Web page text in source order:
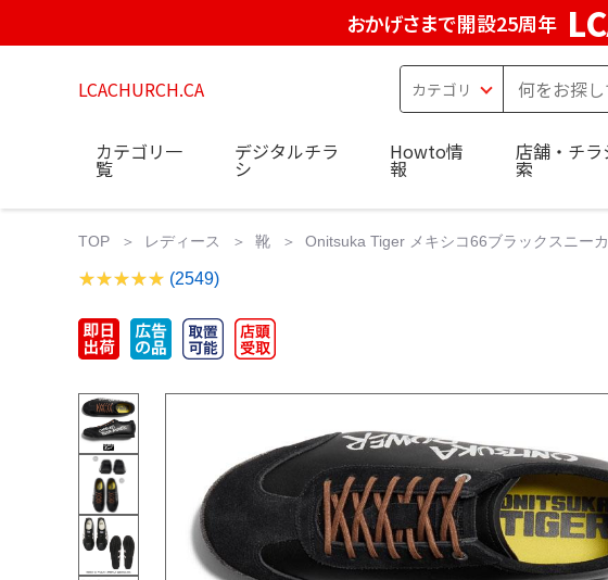
おかげさまで開設25周年
LCACHURCH.CA
カテゴリ一
覧
デジタルチラ
シ
Howto情
報
店舗・チラ
索
TOP レディース 靴 Onitsuka Tiger メキシコ66ブラックスニー
(2549)